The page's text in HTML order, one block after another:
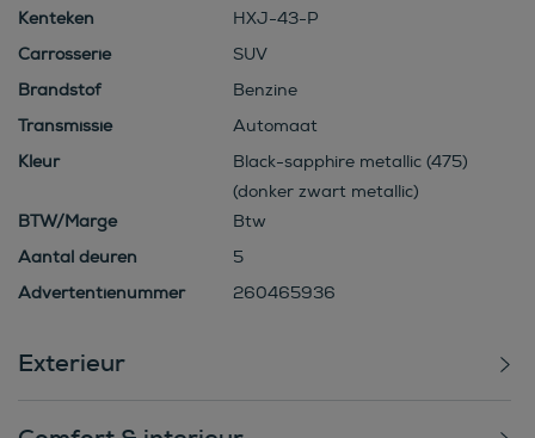
Kenteken
HXJ-43-P
Carrosserie
SUV
Brandstof
Benzine
Transmissie
Automaat
Kleur
Black-sapphire metallic (475)
(donker zwart metallic)
BTW/Marge
Btw
Aantal deuren
5
Advertentienummer
260465936
Exterieur